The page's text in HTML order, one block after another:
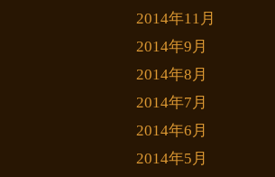
2014年11月
2014年9月
2014年8月
2014年7月
2014年6月
2014年5月